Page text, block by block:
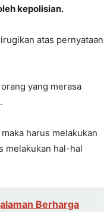
kepolisian.
atas pernyataan
yang merasa
harus melakukan
melakukan hal-hal
Berharga